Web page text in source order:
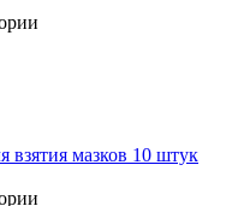
взятия мазков 10 штук